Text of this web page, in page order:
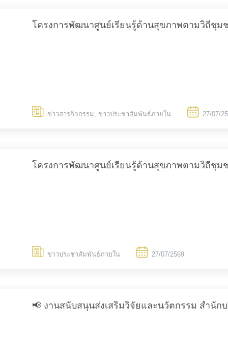
โครงการพัฒนาศูนย์เรียนรู้ด้านสุขภาพตามวิถีชุม
ข่าวสารกิจกรรม, ข่าวประชาสัมพันธ์ภายใน 27/07/
โครงการพัฒนาศูนย์เรียนรู้ด้านสุขภาพตามวิถีชุม
ข่าวประชาสัมพันธ์ภายใน 27/07/2569
📢 งานสนับสนุนส่งเสริมวิจัยและนวัตกรรม สำนัก